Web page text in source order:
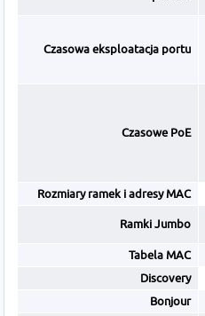
Czasowa eksploatacja portu
Czasowe PoE
Rozmiary ramek i adresy MAC
Ramki Jumbo
Tabela MAC
Discovery
Bonjour